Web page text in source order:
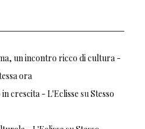
un incontro ricco di cultura -
ora
crescita - L'Eclisse su Stesso